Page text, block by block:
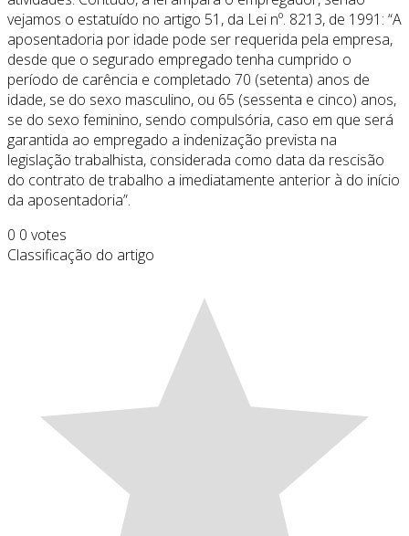
vejamos o estatuído no artigo 51, da Lei nº. 8213, de 1991: “A
aposentadoria por idade pode ser requerida pela empresa,
desde que o segurado empregado tenha cumprido o
período de carência e completado 70 (setenta) anos de
idade, se do sexo masculino, ou 65 (sessenta e cinco) anos,
se do sexo feminino, sendo compulsória, caso em que será
garantida ao empregado a indenização prevista na
legislação trabalhista, considerada como data da rescisão
do contrato de trabalho a imediatamente anterior à do início
da aposentadoria”.
0 0 votes
Classificação do artigo